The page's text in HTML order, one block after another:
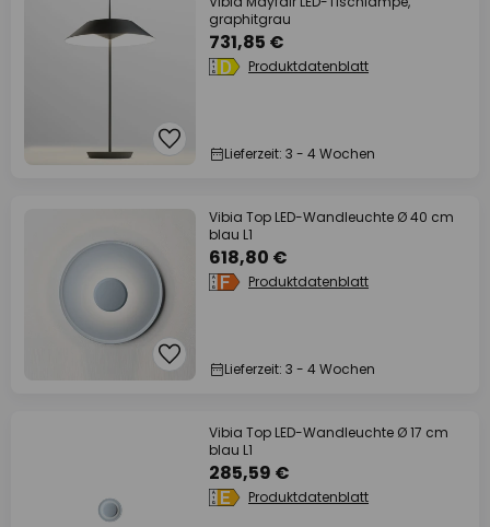
graphitgrau
731,85 €
Produktdatenblatt
Lieferzeit: 3 - 4 Wochen
Vibia Top LED-Wandleuchte Ø 40 cm
blau L1
618,80 €
Produktdatenblatt
Lieferzeit: 3 - 4 Wochen
Vibia Top LED-Wandleuchte Ø 17 cm
blau L1
285,59 €
Produktdatenblatt